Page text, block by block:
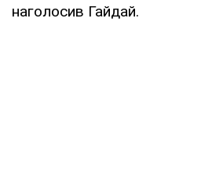
наголосив Гайдай.